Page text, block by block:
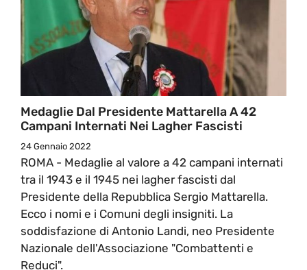
Medaglie Dal Presidente Mattarella A 42
Campani Internati Nei Lagher Fascisti
24 Gennaio 2022
ROMA - Medaglie al valore a 42 campani internati
tra il 1943 e il 1945 nei lagher fascisti dal
Presidente della Repubblica Sergio Mattarella.
Ecco i nomi e i Comuni degli insigniti. La
soddisfazione di Antonio Landi, neo Presidente
Nazionale dell'Associazione "Combattenti e
Reduci".